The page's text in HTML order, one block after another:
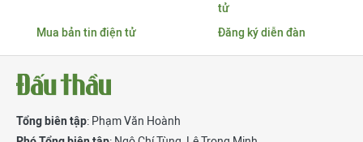
tử
Mua bản tin điện tử
Đăng ký diễn đàn
Tổng biên tập: Phạm Văn Hoành